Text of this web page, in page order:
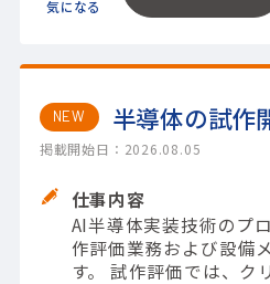
NEW 半導体の試作
掲載開始日：2026.08.05
仕事内容
AI半導体実装技術のプ
作評価業務および設備
す。 試作評価では、ク